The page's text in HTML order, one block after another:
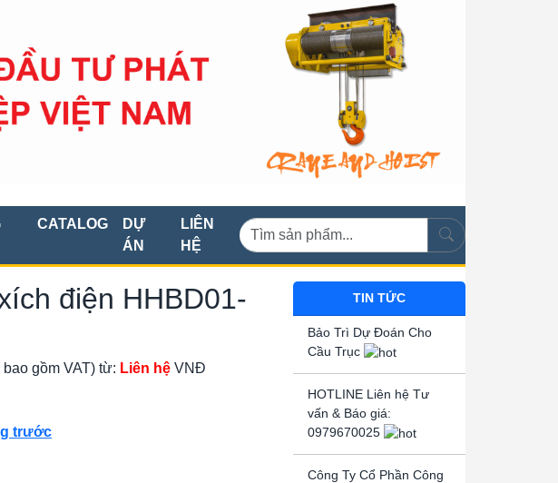
CATALOG
DỰ
ÁN
LIÊN
HỆ
điện HHBD01-
gồm VAT) từ: Liên hệ VNĐ
trước
TIN TỨC
Bảo Trì Dự Đoán Cho
Cầu Trục
HOTLINE Liên hệ Tư
vấn & Báo giá:
0979670025
Công Ty Cổ Phần Công